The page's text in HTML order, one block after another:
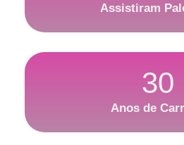
Assistiram
30
Anos de